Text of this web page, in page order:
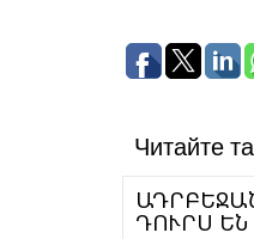
Читайте